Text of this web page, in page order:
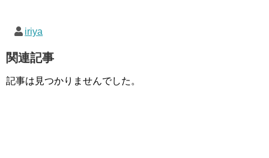
iriya
関連記事
記事は見つかりませんでした。